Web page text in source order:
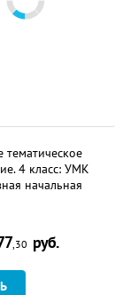
тематическое
4 класс: УМК
начальная
,30 руб.